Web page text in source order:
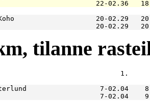
22-02.36
20-02.29
20-02.29
tilanne
1.
7-02.04
7-02.04